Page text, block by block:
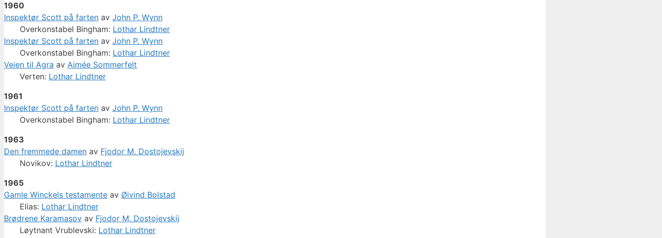
1960
Inspektør Scott på farten av John P. Wynn
Overkonstabel Bingham: Lothar Lindtner
Inspektør Scott på farten av John P. Wynn
Overkonstabel Bingham: Lothar Lindtner
Veien til Agra av Aimée Sommerfelt
Verten: Lothar Lindtner
1961
Inspektør Scott på farten av John P. Wynn
Overkonstabel Bingham: Lothar Lindtner
1963
Den fremmede damen av Fjodor M. Dostojevskij
Novikov: Lothar Lindtner
1965
Gamle Winckels testamente av Øivind Bolstad
Elias: Lothar Lindtner
Brødrene Karamasov av Fjodor M. Dostojevskij
Løytnant Vrublevski: Lothar Lindtner